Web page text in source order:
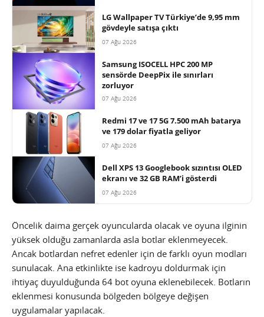
LG Wallpaper TV Türkiye’de 9,95 mm
gövdeyle satışa çıktı
07 Ağu 2026
Samsung ISOCELL HPC 200 MP
sensörde DeepPix ile sınırları
zorluyor
07 Ağu 2026
Redmi 17 ve 17 5G 7.500 mAh batarya
ve 179 dolar fiyatla geliyor
07 Ağu 2026
Dell XPS 13 Googlebook sızıntısı OLED
ekranı ve 32 GB RAM’i gösterdi
07 Ağu 2026
Öncelik daima gerçek oyuncularda olacak ve oyuna ilginin
yüksek olduğu zamanlarda asla botlar eklenmeyecek.
Ancak botlardan nefret edenler için de farklı oyun modları
sunulacak. Ana etkinlikte ise kadroyu doldurmak için
ihtiyaç duyulduğunda 64 bot oyuna eklenebilecek. Botların
eklenmesi konusunda bölgeden bölgeye değişen
uygulamalar yapılacak.